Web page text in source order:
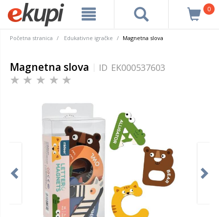
0
Početna stranica Edukativne igračke Magnetna slova
Magnetna slova ID EK000537603